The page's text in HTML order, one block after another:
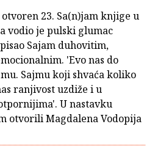
23. Sa(n)jam knjige u
vodio je pulski glumac
Sajam duhovitim,
'Evo nas do
Sajmu koji shvaća koliko
ranjivost uzdiže i u
U nastavku
otvorili Magdalena Vodopija